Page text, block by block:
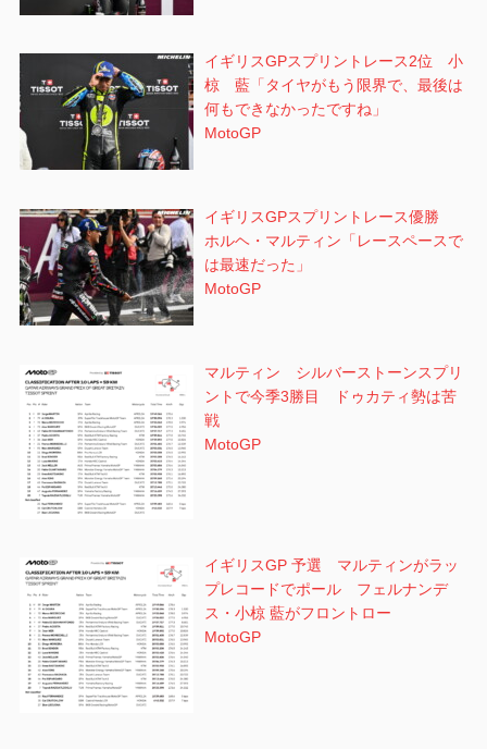
イギリスGPスプリントレース2位 小
椋 藍「タイヤがもう限界で、最後は
何もできなかったですね」
MotoGP
イギリスGPスプリントレース優勝
ホルヘ・マルティン「レースペースで
は最速だった」
MotoGP
マルティン シルバーストーンスプリ
ントで今季3勝目 ドゥカティ勢は苦
戦
MotoGP
イギリスGP 予選 マルティンがラッ
プレコードでポール フェルナンデ
ス・小椋 藍がフロントロー
MotoGP